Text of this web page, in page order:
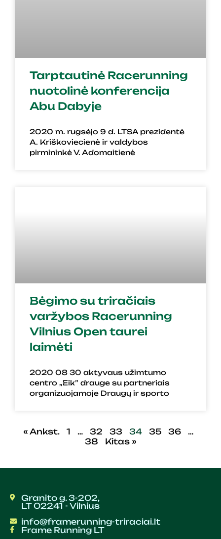
Tarptautinė Racerunning
nuotolinė konferencija
Abu Dabyje
2020 m. rugsėjo 9 d. LTSA prezidentė
A. Kriškoviecienė ir valdybos
pirmininkė V. Adomaitienė
Bėgimo su triračiais
varžybos Racerunning
Vilnius Open taurei
laimėti
2020 08 30 aktyvaus užimtumo
centro „Eik” drauge su partneriais
organizuojamoje Draugų ir sporto
« Ankst. 1 … 32 33 34 35 36
…
38
Kitas »
Granito g. 3-202,
LT 02241 - Vilnius
info@framerunning-triraciai.lt
Frame Running LT